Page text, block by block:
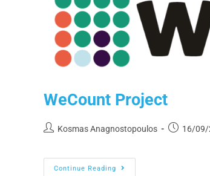
WeCount Project
Kosmas Anagnostopoulos 16/09/
Continue Reading